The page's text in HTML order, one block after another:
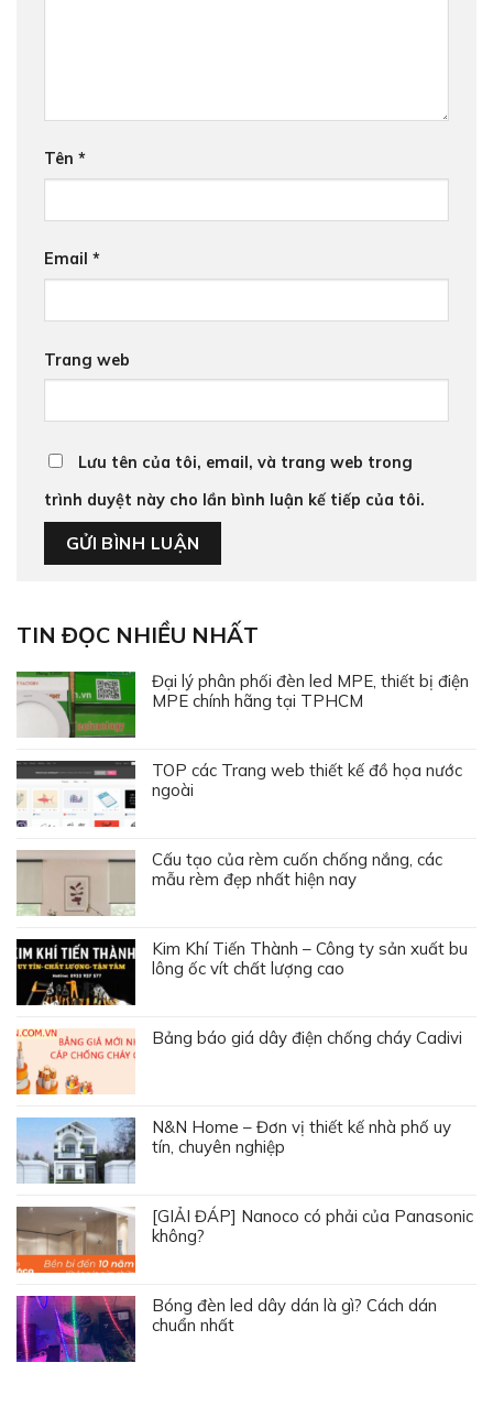
Tên *
Email *
Trang web
Lưu tên của tôi, email, và trang web trong
trình duyệt này cho lần bình luận kế tiếp của tôi.
TIN ĐỌC NHIỀU NHẤT
Đại lý phân phối đèn led MPE, thiết bị điện
MPE chính hãng tại TPHCM
TOP các Trang web thiết kế đồ họa nước
ngoài
Cấu tạo của rèm cuốn chống nắng, các
mẫu rèm đẹp nhất hiện nay
Kim Khí Tiến Thành – Công ty sản xuất bu
lông ốc vít chất lượng cao
Bảng báo giá dây điện chống cháy Cadivi
N&N Home – Đơn vị thiết kế nhà phố uy
tín, chuyên nghiệp
[GIẢI ĐÁP] Nanoco có phải của Panasonic
không?
Bóng đèn led dây dán là gì? Cách dán
chuẩn nhất